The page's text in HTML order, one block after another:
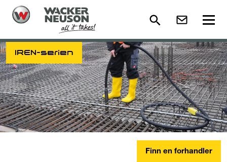
IREN-serien
Finn en forhandler